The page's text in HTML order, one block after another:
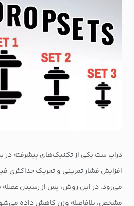
دراپ ‌ست یکی از تکنیک‌های پیشرفته در
افزایش فشار تمرینی و تحریک حداکثری
می‌رود. در این روش، پس از رسیدن عضله
مشخص، بلافاصله وزن کاهش داده